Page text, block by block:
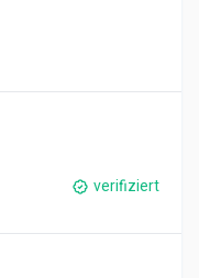
verifiziert